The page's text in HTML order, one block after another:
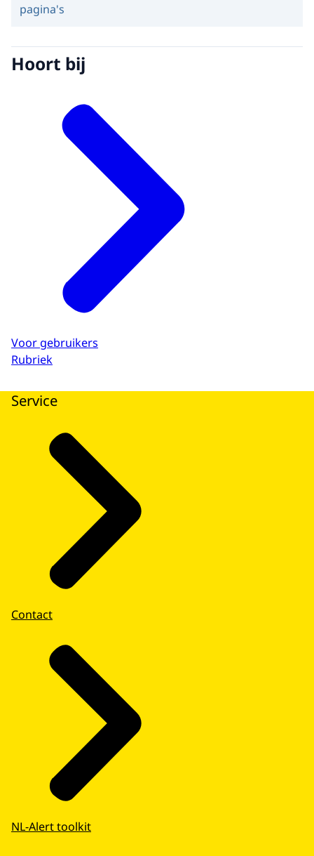
pagina's
Hoort bij
Voor gebruikers
Rubriek
Service
Contact
NL-Alert toolkit